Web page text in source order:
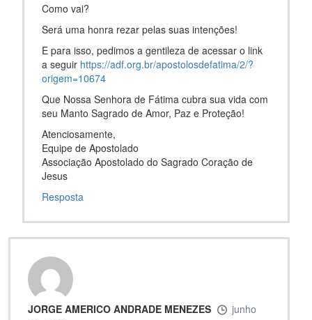
Como vai?
Será uma honra rezar pelas suas intenções!
E para isso, pedimos a gentileza de acessar o link
a seguir https://adf.org.br/apostolosdefatima/2/?
origem=10674
Que Nossa Senhora de Fátima cubra sua vida com
seu Manto Sagrado de Amor, Paz e Proteção!
Atenciosamente,
Equipe de Apostolado
Associação Apostolado do Sagrado Coração de
Jesus
Resposta
JORGE AMERICO ANDRADE MENEZES
junho